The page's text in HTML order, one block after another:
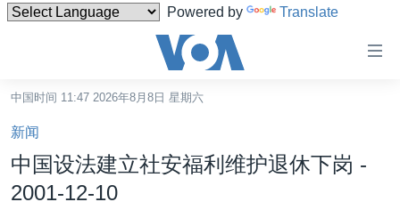
Powered by Translate
碍
链
接
转
中国时间 11:47 2026年8月8日 星期六
新闻
中国设法建立社安福利维护退休下岗 -
2001-12-10